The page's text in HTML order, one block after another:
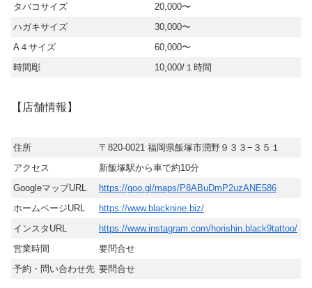
タバコサイズ
20,000〜
ハガキサイズ
30,000〜
​A４サイズ
60,000〜
時間彫
10,000/１時間
【店舗情報】
住所
〒820-0021 福岡県飯塚市潤野９３３−３５１
アクセス
新飯塚駅から車で約10分
GoogleマップURL
https://goo.gl/maps/P8ABuDmP2uzANE586
ホームページURL
https://www.blacknine.biz/
インスタURL
https://www.instagram.com/horishin.black9tattoo/
営業時間
要問合せ
予約・問い合わせ先 要問合せ